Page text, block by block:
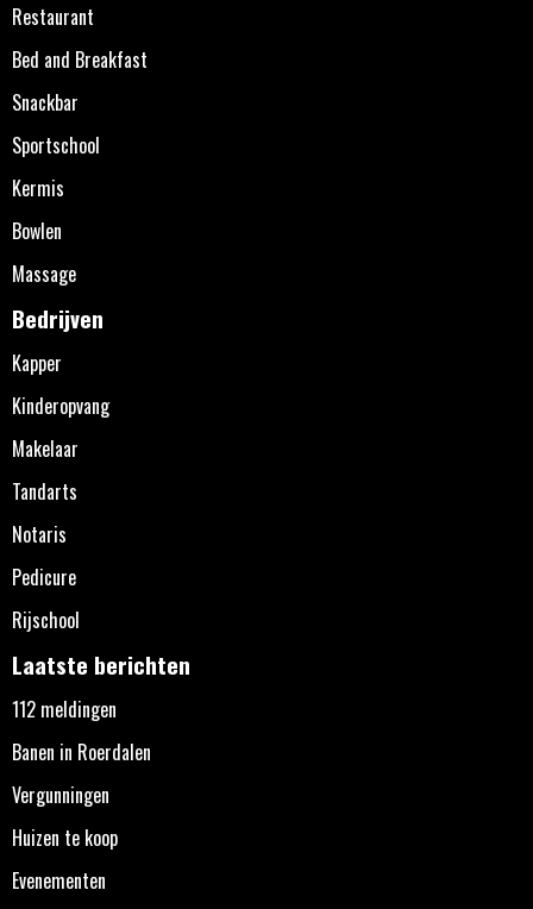
Restaurant
Bed and Breakfast
Snackbar
Sportschool
Kermis
Bowlen
Massage
Bedrijven
Kapper
Kinderopvang
Makelaar
Tandarts
Notaris
Pedicure
Rijschool
Laatste berichten
112 meldingen
Banen in Roerdalen
Vergunningen
Huizen te koop
Evenementen